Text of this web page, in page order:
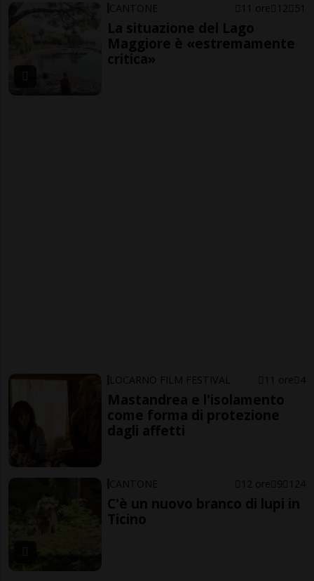
CANTONE 11 ore 12 51
La situazione del Lago
Maggiore è «estremamente
critica»
LOCARNO FILM FESTIVAL 11 ore 4
Mastandrea e l'isolamento
come forma di protezione
dagli affetti
CANTONE 12 ore 9 124
C'è un nuovo branco di lupi in
Ticino